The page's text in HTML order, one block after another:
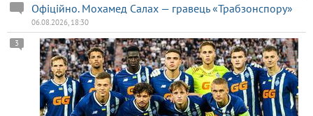
Офіційно. Мохамед Салах — гравець «Трабзонспору»
06.08.2026, 18:30
3